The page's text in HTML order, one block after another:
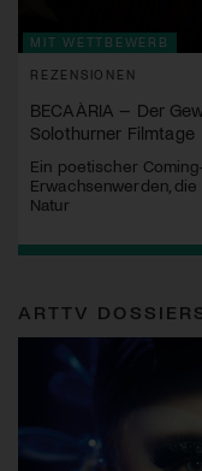
MIT WETTBEWERB
REZENSIONEN
BECAÀRIA – Der
Solothurner Filmtage
Ein poetischer
Erwachsenwerden,
Natur
ARTTV